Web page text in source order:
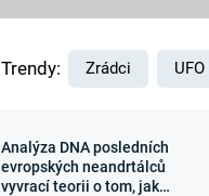
Výročí
Trendy: Zrádci UFO
Analýza DNA posledních
evropských neandrtálců
vyvrací teorii o tom, jak